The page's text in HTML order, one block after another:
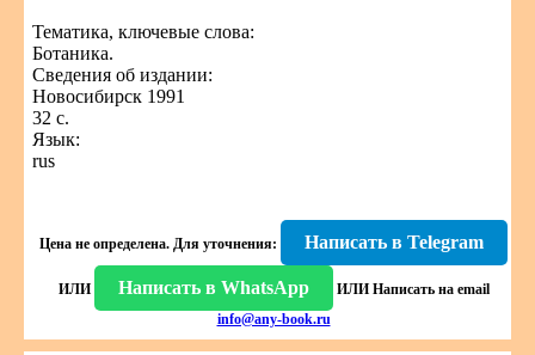
Тематика, ключевые слова:
Ботаника.
Сведения об издании:
Новосибирск 1991
32 с.
Язык:
rus
Цена не определена. Для уточнения: Написать в Telegram
ИЛИ Написать в WhatsApp ИЛИ Написать на email
info@any-book.ru